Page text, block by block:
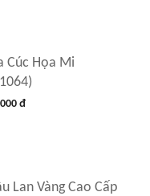
Cúc Họa Mi
đ
Lan Vàng Cao Cấp